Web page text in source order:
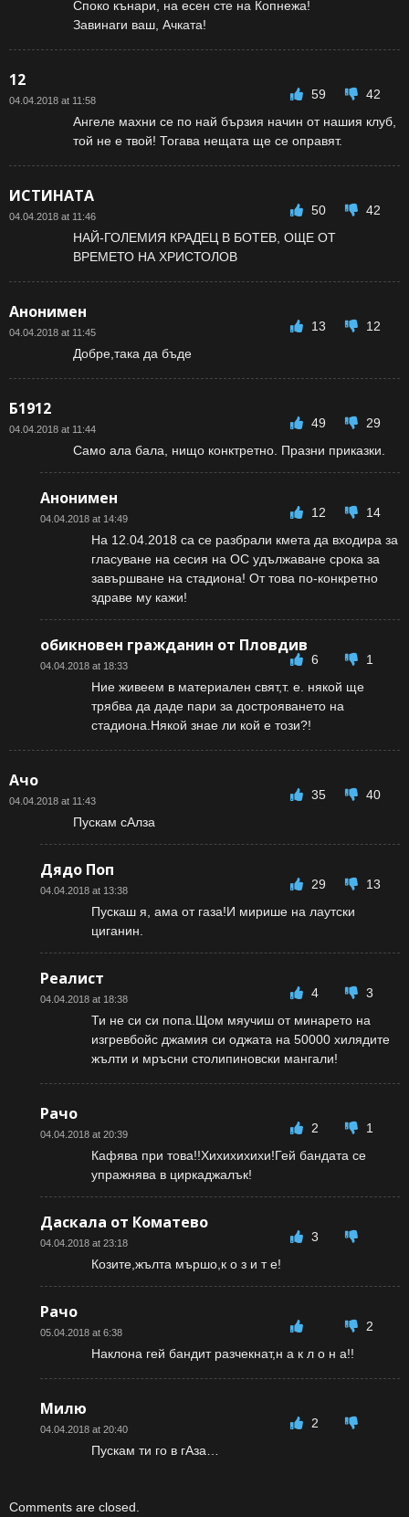
Споко кънари, на есен сте на Копнежа!
Завинаги ваш, Ачката!
12
04.04.2018 at 11:58 59
42
Ангеле махни се по най бързия начин от нашия клуб,
той не е твой! Тогава нещата ще се оправят.
ИСТИНАТА
04.04.2018 at 11:46 50
42
НАЙ-ГОЛЕМИЯ КРАДЕЦ В БОТЕВ, ОЩЕ ОТ
ВРЕМЕТО НА ХРИСТОЛОВ
Анонимен
04.04.2018 at 11:45 13
12
Добре,така да бъде
Б1912
04.04.2018 at 11:44 49
29
Само ала бала, нищо конктретно. Празни приказки.
Анонимен
04.04.2018 at 14:49 12
14
На 12.04.2018 са се разбрали кмета да входира за
гласуване на сесия на ОС удължаване срока за
завършване на стадиона! От това по-конкретно
здраве му кажи!
обикновен гражданин от Пловдив
04.04.2018 at 18:33 6
1
Ние живеем в материален свят,т. е. някой ще
трябва да даде пари за дострояването на
стадиона.Някой знае ли кой е този?!
Ачо
04.04.2018 at 11:43 35
40
Пускам сАлза
Дядо Поп
04.04.2018 at 13:38 29
13
Пускаш я, ама от газа!И мирише на лаутски
циганин.
Реалист
04.04.2018 at 18:38 4
3
Ти не си си попа.Щом мяучиш от минарето на
изгревбойс джамия си оджата на 50000 хилядите
жълти и мръсни столипиновски мангали!
Рачо
04.04.2018 at 20:39 2
1
Кафява при това!!Хихихихихи!Гей бандата се
упражнява в циркаджалък!
Даскала от Коматево
04.04.2018 at 23:18
3
Козите,жълта мършо,к о з и т е!
Рачо
05.04.2018 at 6:38
2
Наклона гей бандит разчекнат,н а к л о н а!!
Милю
04.04.2018 at 20:40
2
Пускам ти го в гАза…
Comments are closed.